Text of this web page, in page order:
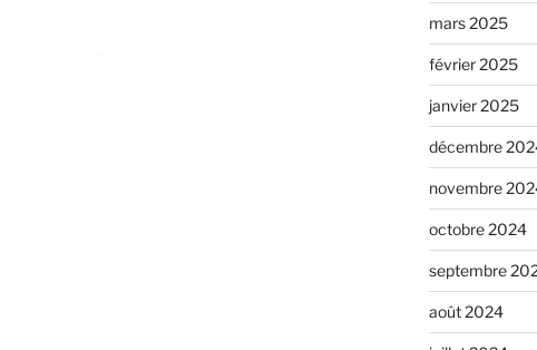
mars 2025
février 2025
janvier 2025
décembre
novembre
octobre 2024
septembre
août 2024